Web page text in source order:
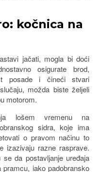
kočnica na
jačati, mogla bi doći
osigurate brod,
posade i čineći stvari
možda biste željeli
motorom.
lošem vremenu na
sidra, koje ima
o pravom načinu to
izazivaju razne rasprave.
da postavljanje uređaja
iako padobransko